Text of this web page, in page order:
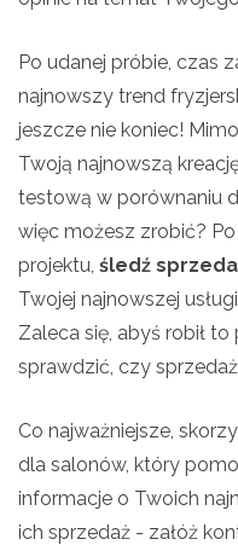
Po udanej próbie, czas
najnowszy trend
jeszcze nie koniec!
Twoją najnowszą
testową w porównaniu
więc możesz zrobić?
projektu, śledź
Twojej najnowszej
Zaleca się, abyś robił
sprawdzić, czy
Co najważniejsze,
dla salonów, który
informacje o Twoich
ich sprzedaż - załóż